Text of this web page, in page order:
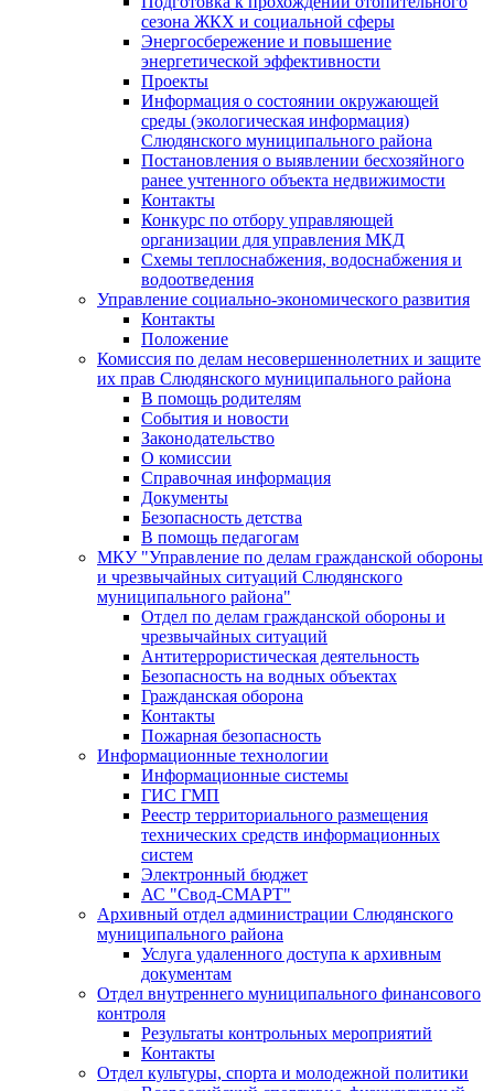
сезона ЖКХ и социальной сферы
Энергосбережение и повышение
энергетической эффективности
Проекты
Информация о состоянии окружающей
среды (экологическая информация)
Слюдянского муниципального района
Постановления о выявлении бесхозяйного
ранее учтенного объекта недвижимости
Контакты
Конкурс по отбору управляющей
организации для управления МКД
Схемы теплоснабжения, водоснабжения и
водоотведения
Управление социально-экономического развития
Контакты
Положение
Комиссия по делам несовершеннолетних и защите
их прав Слюдянского муниципального района
В помощь родителям
События и новости
Законодательство
О комиссии
Справочная информация
Документы
Безопасность детства
В помощь педагогам
МКУ "Управление по делам гражданской обороны
и чрезвычайных ситуаций Слюдянского
муниципального района"
Отдел по делам гражданской обороны и
чрезвычайных ситуаций
Антитеррористическая деятельность
Безопасность на водных объектах
Гражданская оборона
Контакты
Пожарная безопасность
Информационные технологии
Информационные системы
ГИС ГМП
Реестр территориального размещения
технических средств информационных
систем
Электронный бюджет
АС "Свод-СМАРТ"
Архивный отдел администрации Слюдянского
муниципального района
Услуга удаленного доступа к архивным
документам
Отдел внутреннего муниципального финансового
контроля
Результаты контрольных мероприятий
Контакты
Отдел культуры, спорта и молодежной политики